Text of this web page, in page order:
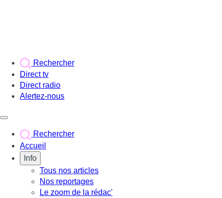
Rechercher
Direct tv
Direct radio
Alertez-nous
Rechercher
Accueil
Info
Tous nos articles
Nos reportages
Le zoom de la rédac'